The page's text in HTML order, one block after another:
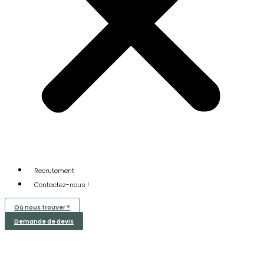
Recrutement
Contactez-nous !
Où nous trouver ?
Demande de devis